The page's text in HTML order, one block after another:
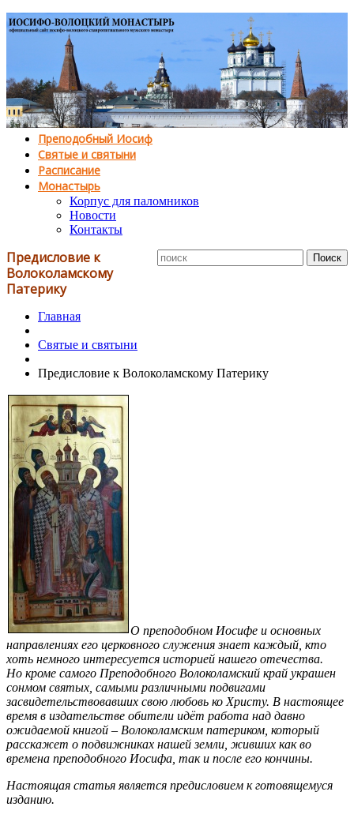
Преподобный Иосиф
Святые и святыни
Расписание
Монастырь
Корпус для паломников
Новости
Контакты
Предисловие к
Волоколамскому
Патерику
Главная
Святые и святыни
Предисловие к Волоколамскому Патерику
О преподобном Иосифе и основных
направлениях его церковного служения знает каждый, кто
хоть немного интересуется историей нашего отечества.
Но кроме самого Преподобного Волоколамский край украшен
сонмом святых, самыми различными подвигами
засвидетельствовавших свою любовь ко Христу. В настоящее
время в издательстве обители идёт работа над давно
ожидаемой книгой – Волоколамским патериком, который
расскажет о подвижниках нашей земли, живших как во
времена преподобного Иосифа, так и после его кончины.
Настоящая статья является предисловием к готовящемуся
изданию.